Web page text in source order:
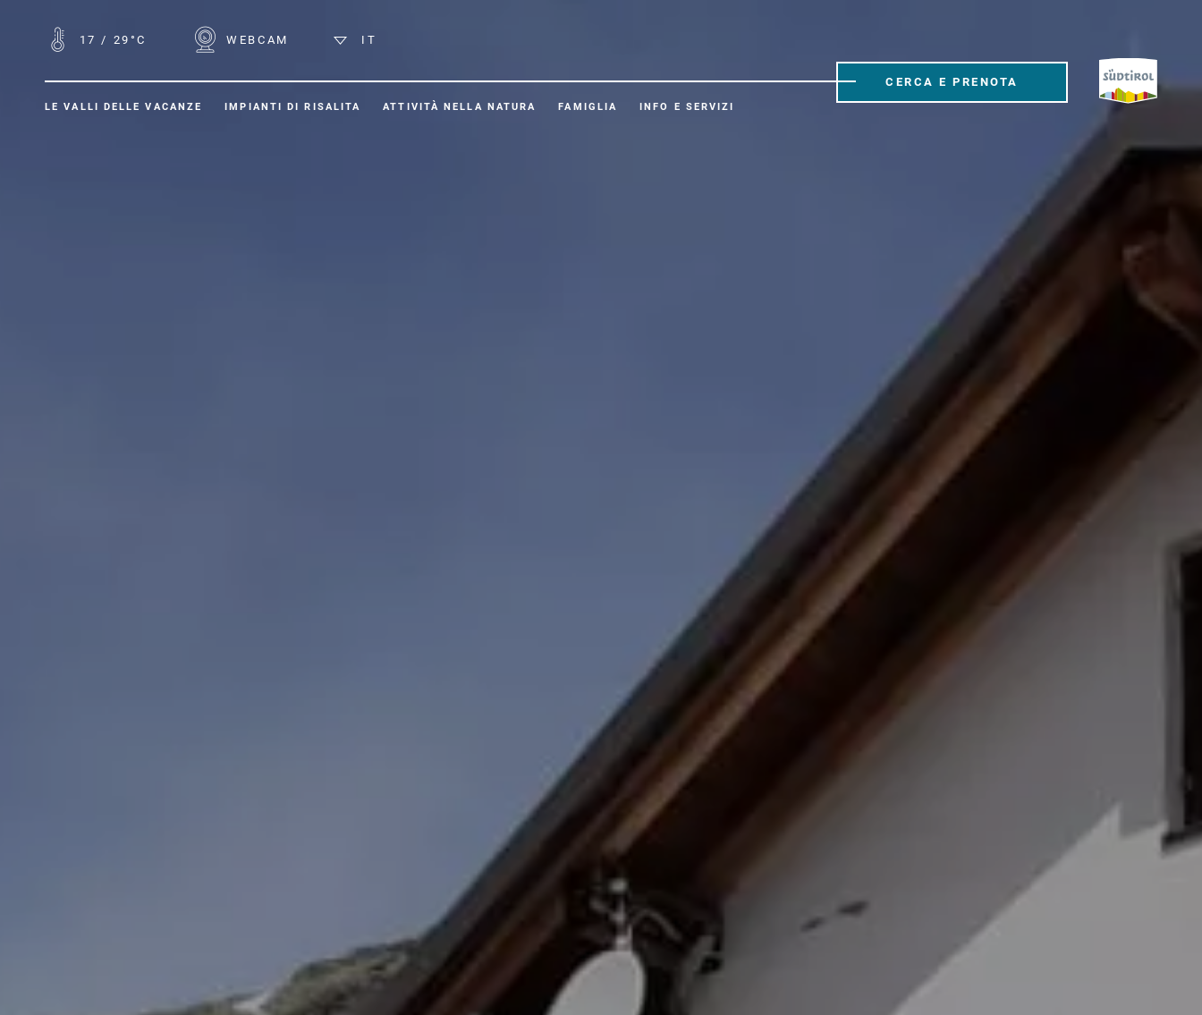
17 / 29°C WEBCAM IT
LE VALLI DELLE VACANZE IMPIANTI DI RISALITA ATTIVITÀ NELLA NATURA FAMIGLIA INFO E SERVIZI
CERCA E PRENOTA